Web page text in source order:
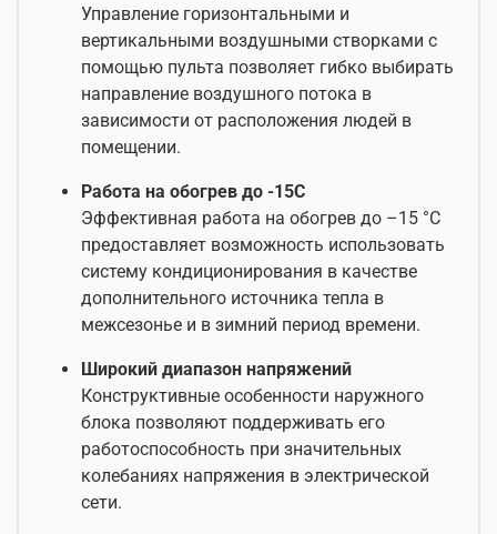
Управление горизонтальными и
вертикальными воздушными створками с
помощью пульта позволяет гибко выбирать
направление воздушного потока в
зависимости от расположения людей в
помещении.
Работа на обогрев до -15С
Эффективная работа на обогрев до –15 °С
предоставляет возможность использовать
систему кондиционирования в качестве
дополнительного источника тепла в
межсезонье и в зимний период времени.
Широкий диапазон напряжений
Конструктивные особенности наружного
блока позволяют поддерживать его
работоспособность при значительных
колебаниях напряжения в электрической
сети.